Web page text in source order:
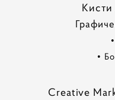
•
•
Creative